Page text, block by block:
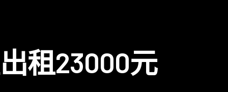
租23000元